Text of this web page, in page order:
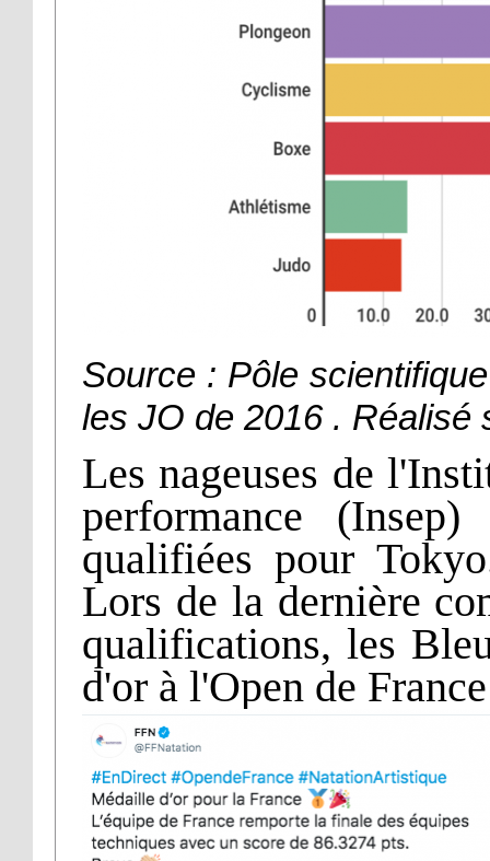
Source : Pôle
les JO de 2016 . Réalisé
Les nageuses de
performance
qualifiées pour
Lors de la dernière
qualifications, les
d'or à l'Open de